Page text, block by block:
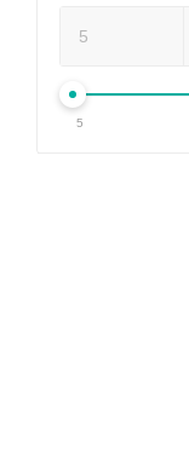
5